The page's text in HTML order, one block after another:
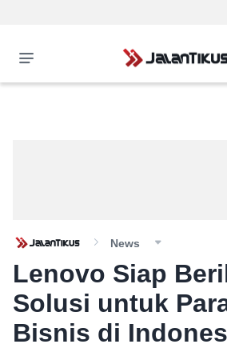
News
Lenovo Siap
Solusi untuk
Bisnis di